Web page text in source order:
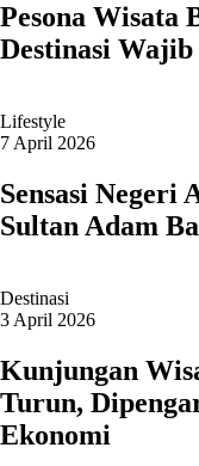
Pesona Wisata
Destinasi
Lifestyle
7 April 2026
Sensasi Negeri
Sultan Adam
Destinasi
3 April 2026
Kunjungan
Turun,
Ekonomi